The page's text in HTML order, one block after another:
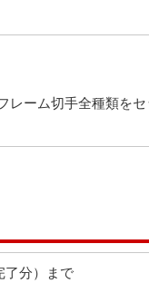
ーム切手全種類をセ
分）まで